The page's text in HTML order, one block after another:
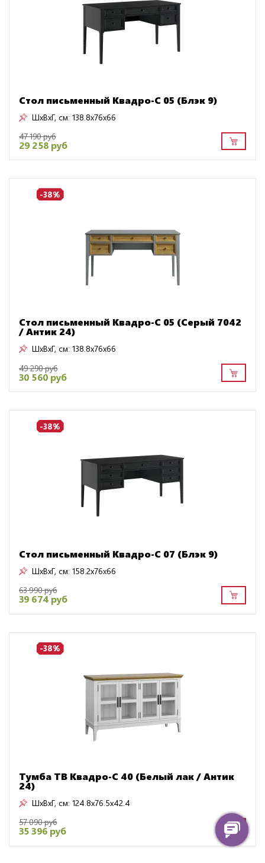
Стол письменный Квадро-С 05 (Блэк 9)
ШxВxГ, см: 138.8x76x66
47 190 руб
29 258 руб
-38%
Стол письменный Квадро-С 05 (Серый 7042
/ Антик 24)
ШxВxГ, см: 138.8x76x66
49 290 руб
30 560 руб
-38%
Стол письменный Квадро-С 07 (Блэк 9)
ШxВxГ, см: 158.2x76x66
63 990 руб
39 674 руб
-38%
Тумба TB Квадро-С 40 (Белый лак / Антик
24)
ШxВxГ, см: 124.8x76.5x42.4
57 090 руб
35 396 руб